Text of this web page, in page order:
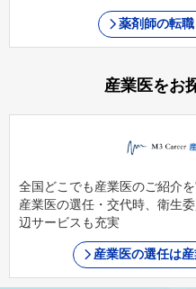
薬剤師の転
産業医をお
全国どこでも産業医のご紹介を
産業医の選任・交代時、衛生
辺サービスも充実
産業医の選任は